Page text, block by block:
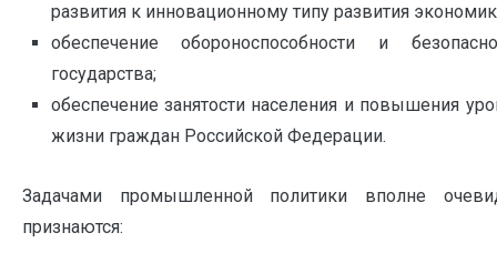
развития к инновационному типу развития
обеспечение обороноспособности и
государства;
обеспечение занятости населения и повышения
жизни граждан Российской Федерации.
Задачами промышленной политики вполне
признаются: